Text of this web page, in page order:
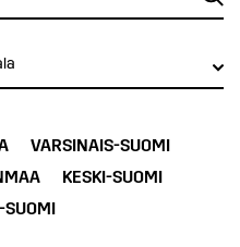
VARSINAIS-SUOMI
KESKI-SUOMI
SUOMI